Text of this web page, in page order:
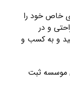
خاص خود را
و در
و به کسب و
موسسه ثبت